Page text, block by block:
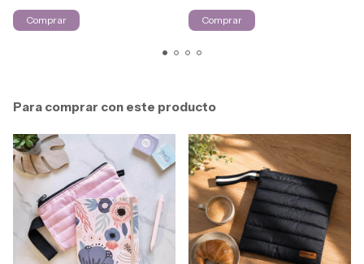
Para comprar con este producto